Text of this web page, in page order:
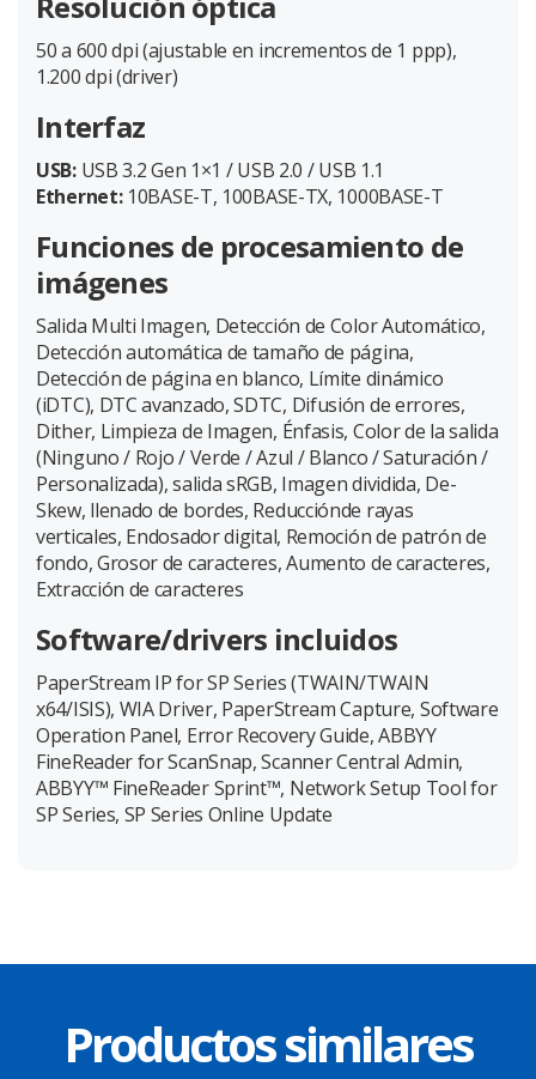
50 a 600 dpi (ajustable en incrementos de 1 ppp),
1.200 dpi (driver)
Interfaz
USB:USB 3.2 Gen 1×1 / USB 2.0 / USB 1.1
Ethernet:10BASE-T, 100BASE-TX, 1000BASE-T
Funciones de procesamiento de
imágenes
Salida Multi Imagen, Detección de Color Automático,
Detección automática de tamaño de página,
Detección de página en blanco, Límite dinámico
(iDTC), DTC avanzado, SDTC, Difusión de errores,
Dither, Limpieza de Imagen, Énfasis, Color de la salida
(Ninguno / Rojo / Verde / Azul / Blanco / Saturación /
Personalizada), salida sRGB, Imagen dividida, De-
Skew, llenado de bordes, Reducciónde rayas
verticales, Endosador digital, Remoción de patrón de
fondo, Grosor de caracteres, Aumento de caracteres,
Extracción de caracteres
Software/drivers incluidos
PaperStream IP for SP Series (TWAIN/TWAIN
x64/ISIS), WIA Driver, PaperStream Capture, Software
Operation Panel, Error Recovery Guide, ABBYY
FineReader for ScanSnap, Scanner Central Admin,
ABBYY™ FineReader Sprint™, Network Setup Tool for
SP Series, SP Series Online Update
Productos similares